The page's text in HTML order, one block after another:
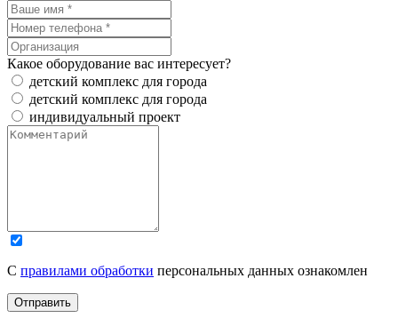
Какое оборудование вас интересует?
детский комплекс для города
детский комплекс для города
индивидуальный проект
С правилами обработки персональных данных ознакомлен
Отправить